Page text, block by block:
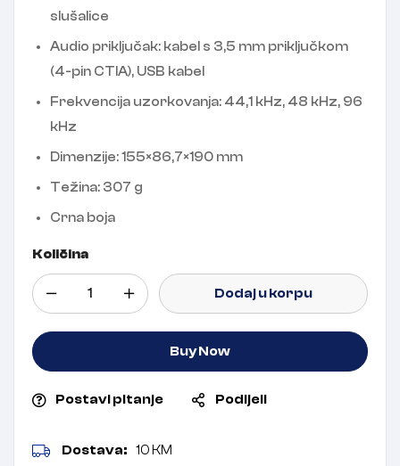
slušalice
Audio priključak: kabel s 3,5 mm priključkom
(4-pin CTIA), USB kabel
Frekvencija uzorkovanja: 44,1 kHz, 48 kHz, 96
kHz
Dimenzije: 155×86,7×190 mm
Težina: 307 g
Crna boja
Količina
Dodaj u korpu
Buy Now
Postavi pitanje Podijeli
Dostava: 10 KM